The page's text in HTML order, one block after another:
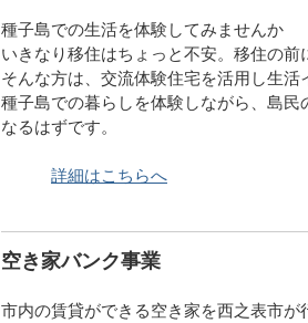
種子島での生活を体験してみませんか
いきなり移住はちょっと不安。移住の前
そんな方は、交流体験住宅を活用し生活
種子島での暮らしを体験しながら、島
なるはずです。
詳細はこちらへ
空き家バンク事業
市内の賃貸ができる空き家を西之表市